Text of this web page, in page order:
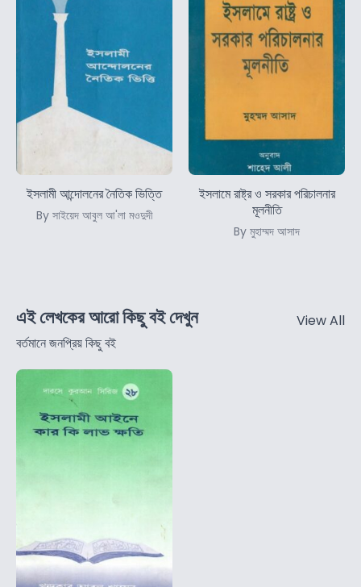
ইসলামী আন্দোলনের নৈতিক ভিত্তি
By সাইয়েদ আবুল আ'লা মওদুদী
ইসলামে রাষ্ট্র ও সরকার পরিচালনার
মূলনীতি
By মুহাম্মদ আসাদ
এই লেখকের আরো কিছু বই দেখুন
বর্তমানে জনপ্রিয় কিছু বই
View All